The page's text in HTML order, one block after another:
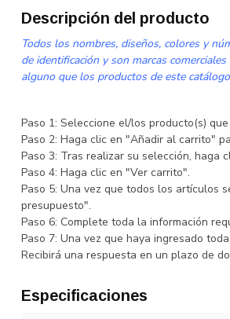
Descripción del producto
Todos los nombres, diseños, colores y
de identificación y son marcas
alguno que los productos de este
Paso 1: Seleccione el/los producto(s)
Paso 2: Haga clic en "Añadir al carrito"
Paso 3: Tras realizar su selección, haga
Paso 4: Haga clic en "Ver carrito".
Paso 5: Una vez que todos los artículos
presupuesto".
Paso 6: Complete toda la información
Paso 7: Una vez que haya ingresado
Recibirá una respuesta en un plazo de
Especificaciones